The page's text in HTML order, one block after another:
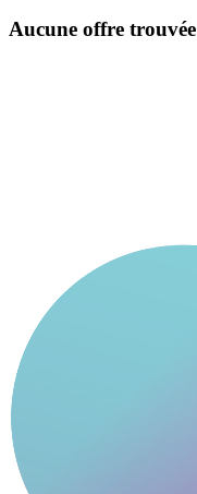
Aucune offre trouvée